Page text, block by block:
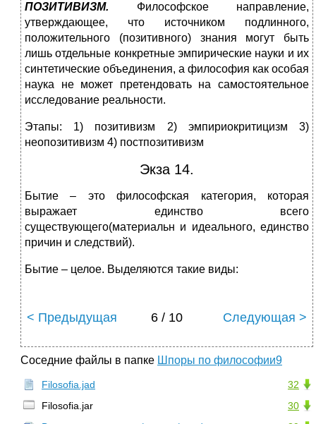
ПОЗИТИВИЗМ. Философское направление,
утверждающее, что источником подлинного,
положительного (позитивного) знания могут быть
лишь отдельные конкретные эмпирические науки и их
синтетические объединения, а философия как особая
наука не может претендовать на самостоятельное
исследование реальности.
Этапы: 1) позитивизм 2) эмпириокритицизм 3)
неопозитивизм 4) постпозитивизм
Экза 14.
Бытие – это философская категория, которая
выражает единство всего
существующего(материальн и идеального, единство
причин и следствий).
Бытие – целое. Выделяются такие виды:
< Предыдущая 6 / 10 Следующая >
Соседние файлы в папке Шпоры по философии9
32
Filosofia.jad
30
Filosofia.jar